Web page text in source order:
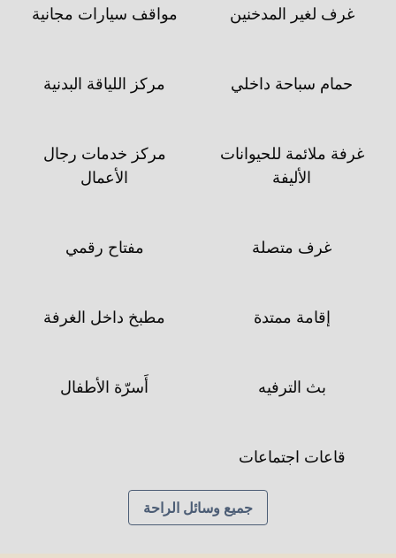
غرف لغير المدخنين مواقف سيارات مجانية
حمام سباحة داخلي مركز اللياقة البدنية
غرفة ملائمة للحيوانات
الأليفة
مركز خدمات رجال
الأعمال
غرف متصلة مفتاح رقمي
إقامة ممتدة مطبخ داخل الغرفة
بث الترفيه أَسرّة الأطفال
قاعات اجتماعات
جميع وسائل الراحة